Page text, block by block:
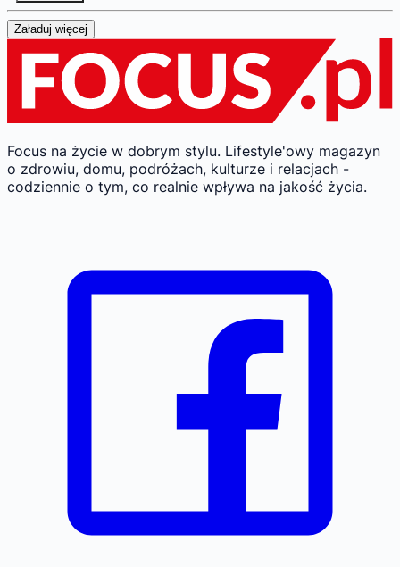
Załaduj więcej
Focus na życie w dobrym stylu. Lifestyle'owy magazyn
o zdrowiu, domu, podróżach, kulturze i relacjach -
codziennie o tym, co realnie wpływa na jakość życia.